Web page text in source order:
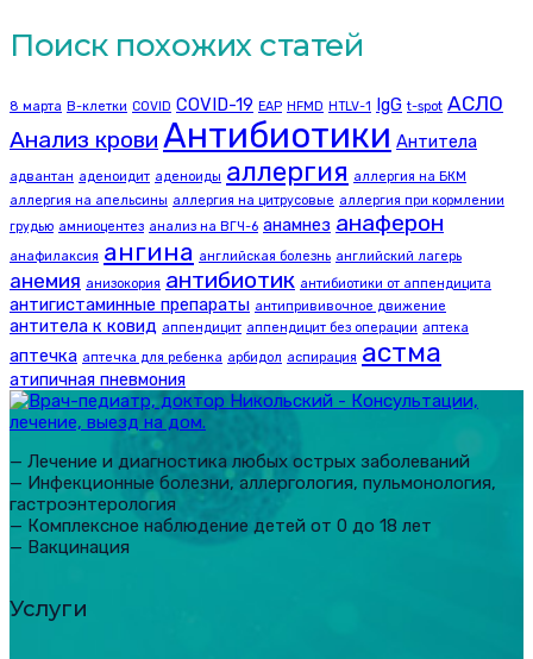
Поиск похожих статей
8 марта B-клетки COVID COVID-19 EAP HFMD HTLV-1 IgG t-spot АСЛО
Анализ крови Антибиотики Антитела
адвантан аденоидит аденоиды аллергия аллергия на БКМ
аллергия на апельсины аллергия на цитрусовые аллергия при кормлении
грудью амниоцентез анализ на ВГЧ-6 анамнез анаферон
анафилаксия ангина английская болезнь английский лагерь
анемия анизокория антибиотик антибиотики от аппендицита
антигистаминные препараты антипрививочное движение
антитела к ковид аппендицит аппендицит без операции аптека
аптечка аптечка для ребенка арбидол аспирация астма
атипичная пневмония
— Лечение и диагностика любых острых заболеваний
— Инфекционные болезни, аллергология, пульмонология,
гастроэнтерология
— Комплексное наблюдение детей от 0 до 18 лет
— Вакцинация
Услуги